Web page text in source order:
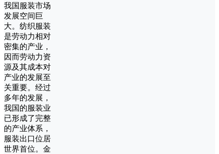
我国服装市场
发展空间巨
大。纺织服装
是劳动力相对
密集的产业，
因而劳动力资
源及其成本对
产业的发展至
关重要。经过
多年的发展，
我国的服装业
已形成了完整
的产业体系，
服装出口位居
世界首位。金